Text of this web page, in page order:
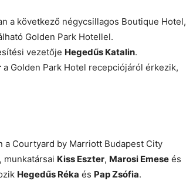
a következő négycsillagos Boutique Hotel,
Golden Park Hotellel.
vezetője Hegedűs Katalin.
a Golden Park Hotel recepciójáról érkezik,
a Courtyard by Marriott Budapest City
, munkatársai Kiss Eszter, Marosi Emese és
Hegedűs Réka és Pap Zsófia.